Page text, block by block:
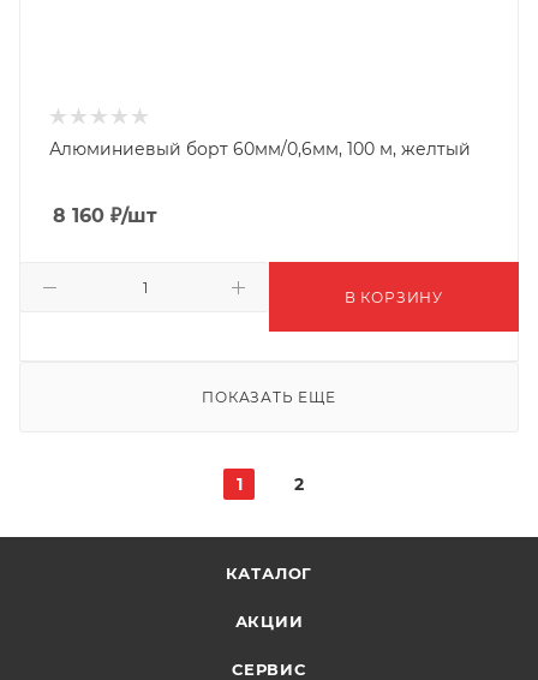
Алюминиевый борт 60мм/0,6мм, 100 м, желтый
8 160 ₽/шт
В КОРЗИНУ
ПОКАЗАТЬ ЕЩЕ
1 2
КАТАЛОГ
АКЦИИ
СЕРВИС